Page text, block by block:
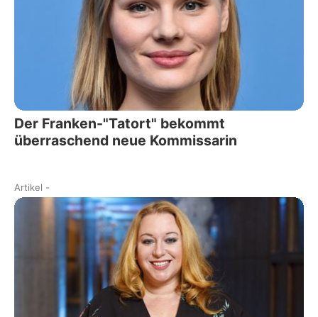
Der Franken-"Tatort" bekommt
überraschend neue Kommissarin
Artikel -